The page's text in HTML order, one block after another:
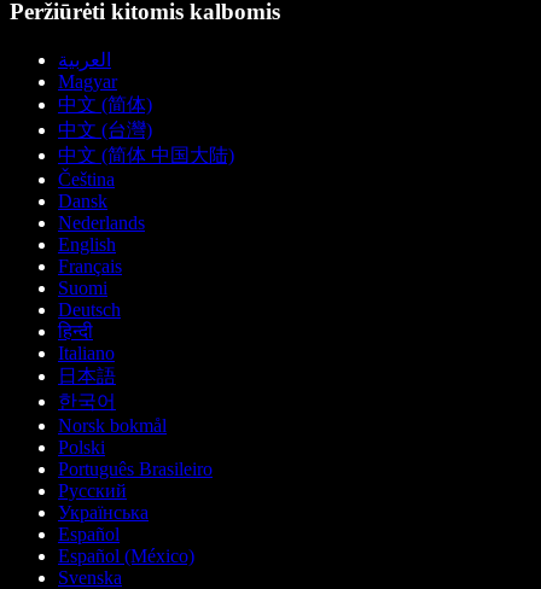
Peržiūrėti kitomis kalbomis
العربية
Magyar
中文 (简体)
中文 (台灣)
中文 (简体 中国大陆)
Čeština
Dansk
Nederlands
English
Français
Suomi
Deutsch
हिन्दी
Italiano
日本語
한국어
Norsk bokmål
Polski
Português Brasileiro
Русский
Українська
Español
Español (México)
Svenska